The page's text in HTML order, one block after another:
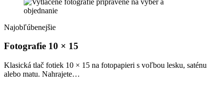
Najobľúbenejšie
Fotografie 10 × 15
Klasická tlač fotiek 10 × 15 na fotopapieri s voľbou lesku, saténu
alebo matu. Nahrajete…